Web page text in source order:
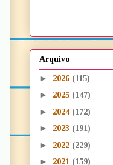
Arquivo
► 2026 (115)
► 2025 (147)
► 2024 (172)
► 2023 (191)
► 2022 (229)
► 2021 (159)